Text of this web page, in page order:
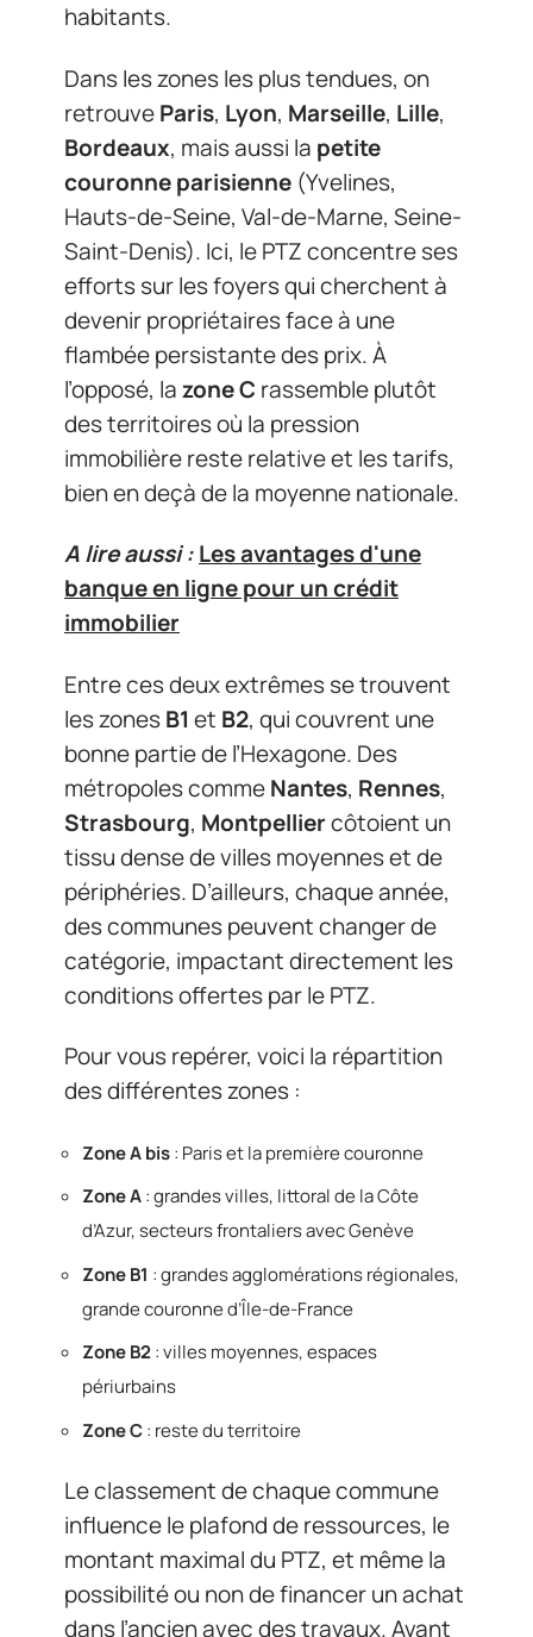
habitants.
Dans les zones les plus tendues, on
retrouveParis, Lyon, Marseille, Lille,
Bordeaux, mais aussi la petite
couronne parisienne (Yvelines,
Hauts-de-Seine, Val-de-Marne, Seine-
Saint-Denis). Ici, le PTZ concentre ses
efforts sur les foyers qui cherchent à
devenir propriétaires face à une
flambée persistante des prix. À
l’opposé, lazone C rassemble plutôt
des territoires où la pression
immobilière reste relative et les tarifs,
bien en deçà de la moyenne nationale.
A lire aussi :Les avantages d'une
banque en ligne pour un crédit
immobilier
Entre ces deux extrêmes se trouvent
les zonesB1 et B2, qui couvrent une
bonne partie de l’Hexagone. Des
métropoles commeNantes, Rennes,
Strasbourg, Montpelliercôtoient un
tissu dense de villes moyennes et de
périphéries. D’ailleurs, chaque année,
des communes peuvent changer de
catégorie, impactant directement les
conditions offertes par le PTZ.
Pour vous repérer, voici la répartition
des différentes zones :
Zone A bis: Paris et la première couronne
Zone A: grandes villes, littoral de la Côte
d’Azur, secteurs frontaliers avec Genève
Zone B1 : grandes agglomérations régionales,
grande couronne d’Île-de-France
Zone B2: villes moyennes, espaces
périurbains
Zone C: reste du territoire
Le classement de chaque commune
influence le plafond de ressources, le
montant maximal du PTZ, et même la
possibilité ou non de financer un achat
dans l’ancien avec des travaux. Avant